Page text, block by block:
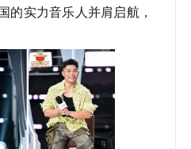
的实力音乐人并肩启航，